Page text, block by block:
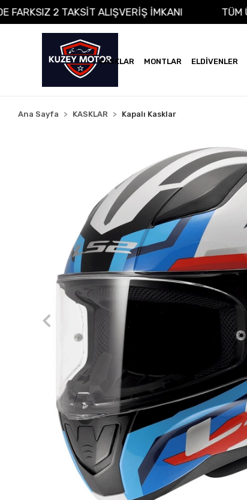
VADE FARKSIZ 2 TAKSİT ALIŞVERİŞ İMKANI
KASKLAR MONTLAR ELDİVENLER
Ana Sayfa KASKLAR Kapalı Kasklar